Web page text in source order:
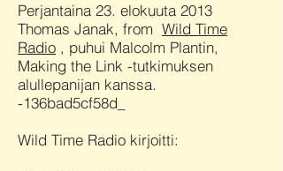
Perjantaina 23. elokuuta 2013
Thomas Janak, from Wild Time
Radio , puhui Malcolm Plantin,
Making the Link -tutkimuksen
alullepanijan kanssa.
-136bad5cf58d_
Wild Time Radio kirjoitti: